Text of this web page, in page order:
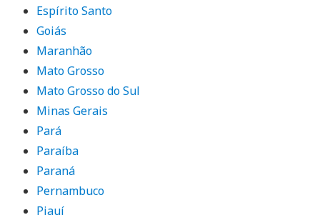
Espírito Santo
Goiás
Maranhão
Mato Grosso
Mato Grosso do Sul
Minas Gerais
Pará
Paraíba
Paraná
Pernambuco
Piauí